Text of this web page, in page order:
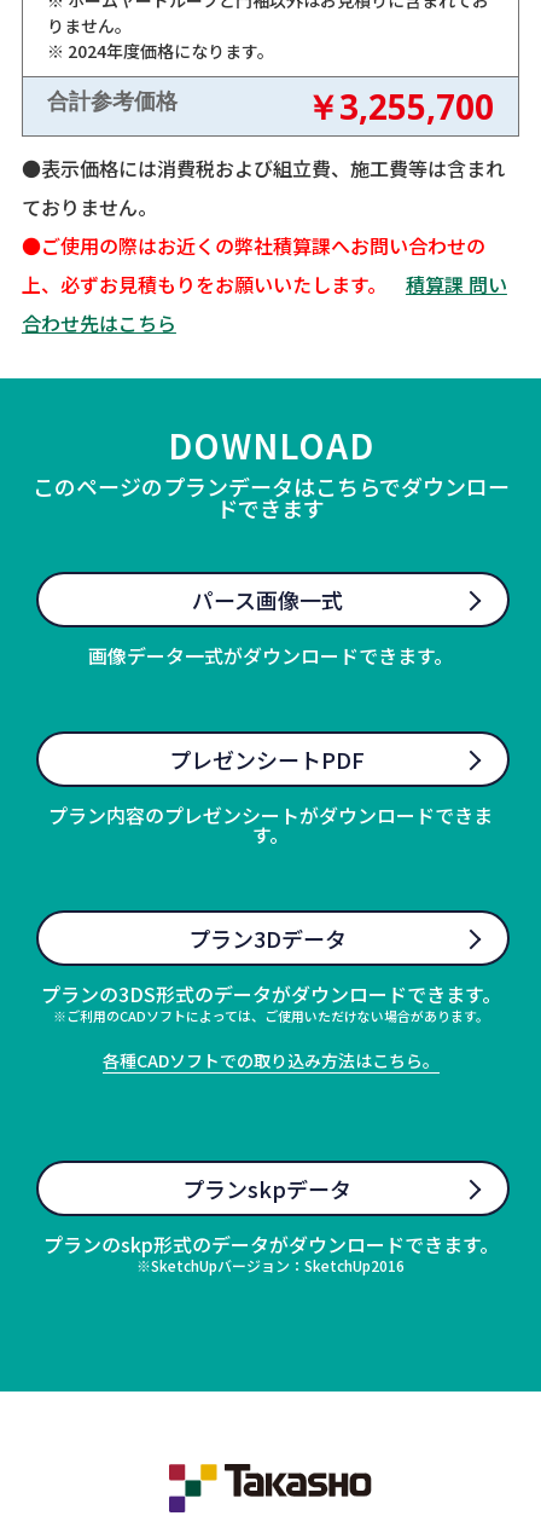
りません。
※ 2024年度価格になります。
合計参考価格 ￥3,255,700
●表示価格には消費税および組立費、施工費等は含まれ
ておりません。
●ご使用の際はお近くの弊社積算課へお問い合わせの
上、必ずお見積もりをお願いいたします。
積算課 問い
合わせ先はこちら
DOWNLOAD
このページのプランデータはこちらでダウンロー
ドできます
パース画像一式
画像データ一式がダウンロードできます。
プレゼンシートPDF
プラン内容のプレゼンシートがダウンロードできま
す。
プラン3Dデータ
プランの3DS形式のデータがダウンロードできます。
※ご利用のCADソフトによっては、ご使用いただけない場合があります。
各種CADソフトでの取り込み方法はこちら。
プランskpデータ
プランのskp形式のデータがダウンロードできます。
※SketchUpバージョン：SketchUp2016